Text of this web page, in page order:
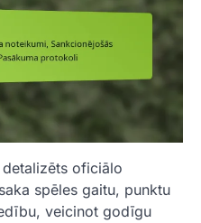
oficiālo
spēles gaitu, punktu
veicinot godīgu